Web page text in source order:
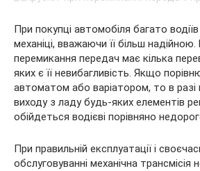
При покупці автомобіля багато
механіці, вважаючи її більш
перемикання передач має кілька
яких є її невибагливість. Якщо
автоматом або варіатором, то в
виходу з ладу будь-яких елементів
обійдеться водієві порівняно
При правильній експлуатації і
обслуговуванні механічна